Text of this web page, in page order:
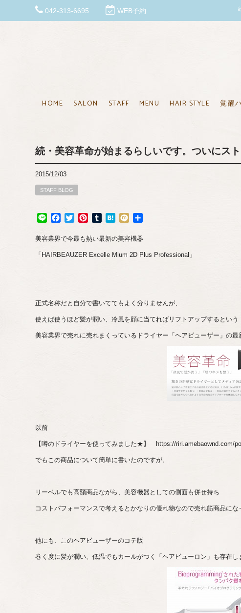
042-313-6695 WEB予約
HOME SALON STAFF MENU HAIR STYLE 覚醒
続・美容革命が始まるらしいです。ついにス
2015/12/03
STAFF BLOG
Line Facebook
TwitterPinterestTumblrHatena
Mixi
美容業界で今最も熱い最新の美容機器
「HAIRBEAUZER Excelle Mium 2D Plus Professional」
正式名称だと自分で書いててもよく分りませんが、
使えば使うほど髪が潤い、冷風を顔に当てればリフトアップするという
美容業界で売れに売れまくっているドライヤー「ヘアビューザー」の最
以前
【噂のドライヤーを使ってみました★】 https://riri.amebaownd.com/
でもこの商品について簡単に書いたのですが、
リーベルでも高額商品ながら、美容機器としての側面も併せ持ち
コストパフォーマンスで考えるとかなりの優れ物なので売れ筋商品にな
他にも、このヘアビューザーのコテ版
巻く度に髪が潤い、低温でもカールがつく「ヘアビューロン」も存在し